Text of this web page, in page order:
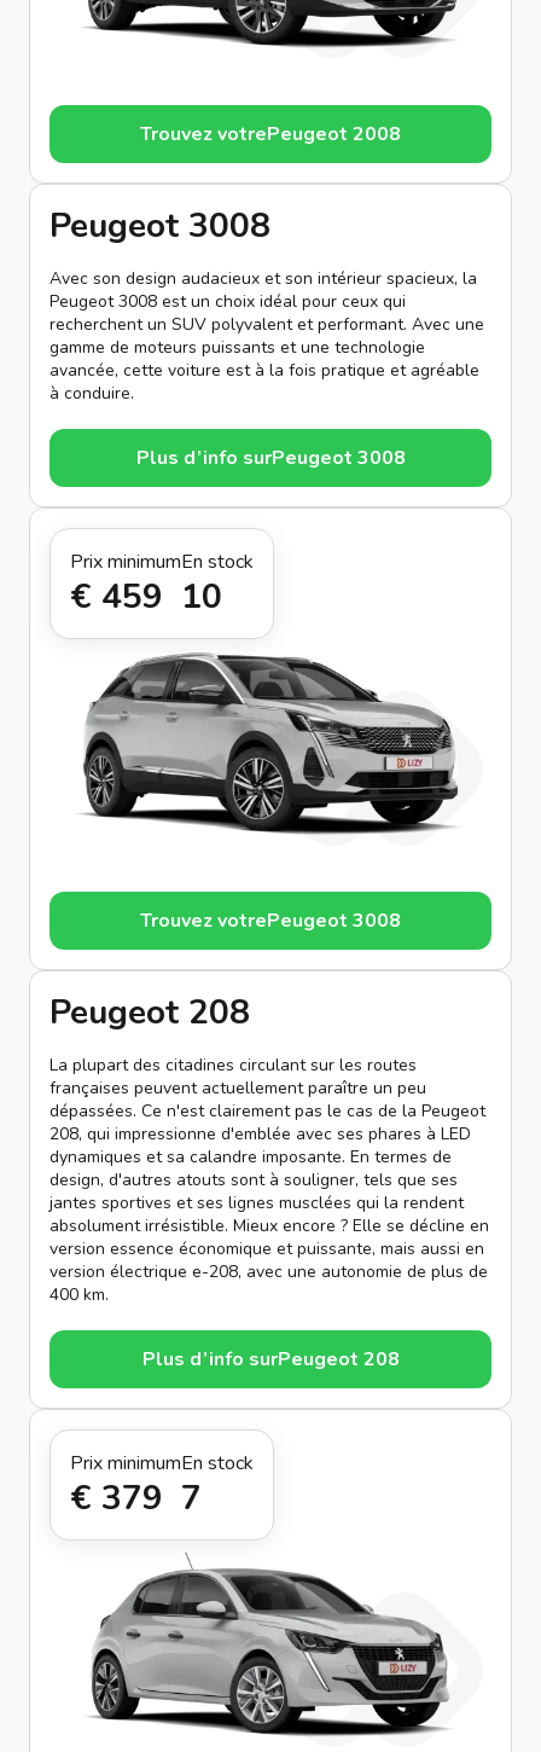
Trouvez votrePeugeot 2008
Peugeot 3008
Avec son design audacieux et son intérieur spacieux, la
Peugeot 3008 est un choix idéal pour ceux qui
recherchent un SUV polyvalent et performant. Avec une
gamme de moteurs puissants et une technologie
avancée, cette voiture est à la fois pratique et agréable
à conduire.
Plus d’info surPeugeot 3008
Prix minimum
€ 459
En stock
10
Trouvez votrePeugeot 3008
Peugeot 208
La plupart des citadines circulant sur les routes
françaises peuvent actuellement paraître un peu
dépassées. Ce n'est clairement pas le cas de la Peugeot
208, qui impressionne d'emblée avec ses phares à LED
dynamiques et sa calandre imposante. En termes de
design, d'autres atouts sont à souligner, tels que ses
jantes sportives et ses lignes musclées qui la rendent
absolument irrésistible. Mieux encore ? Elle se décline en
version essence économique et puissante, mais aussi en
version électrique e-208, avec une autonomie de plus de
400 km.
Plus d’info surPeugeot 208
Prix minimum
€ 379
En stock
7